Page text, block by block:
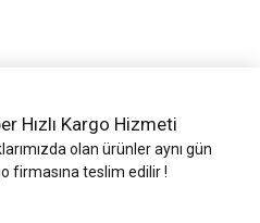
Hızlı Kargo Hizmeti
olan ürünler aynı gün
firmasına teslim edilir !